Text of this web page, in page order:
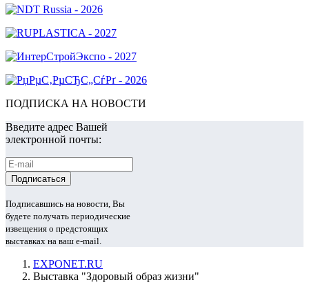
ПОДПИСКА НА НОВОСТИ
Введите адрес Вашей
электронной почты:
Подписавшись на новости, Вы
будете получать периодические
извещения о предстоящих
выставках на ваш e-mail.
EXPONET.RU
Выставка "Здоровый образ жизни"